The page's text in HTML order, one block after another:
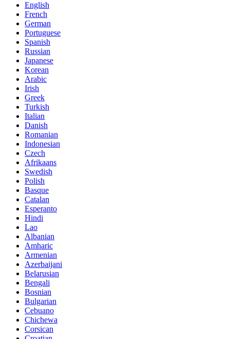
English
French
German
Portuguese
Spanish
Russian
Japanese
Korean
Arabic
Irish
Greek
Turkish
Italian
Danish
Romanian
Indonesian
Czech
Afrikaans
Swedish
Polish
Basque
Catalan
Esperanto
Hindi
Lao
Albanian
Amharic
Armenian
Azerbaijani
Belarusian
Bengali
Bosnian
Bulgarian
Cebuano
Chichewa
Corsican